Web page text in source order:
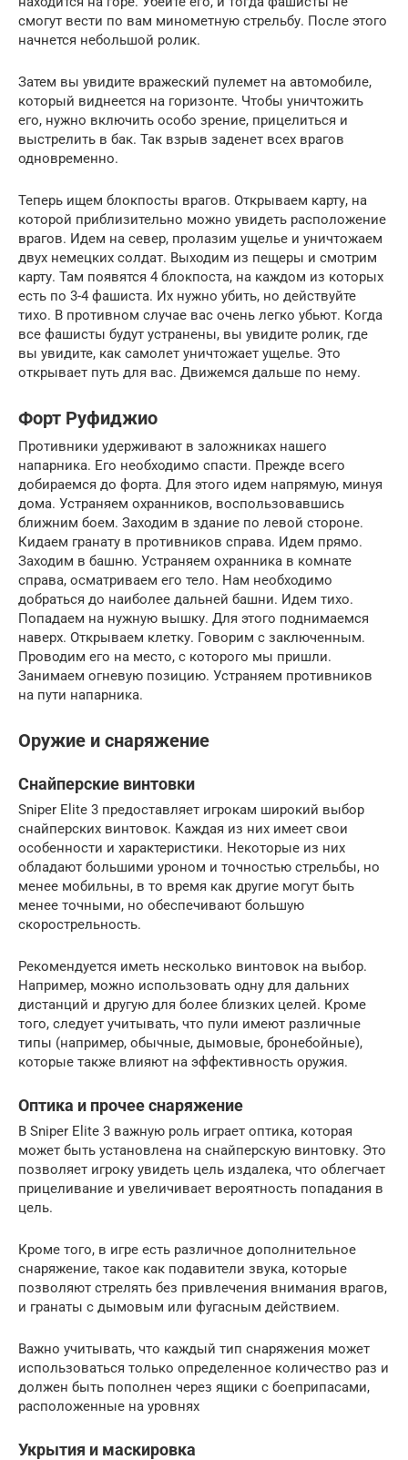
смогут вести по вам минометную стрельбу. После этого
начнется небольшой ролик.
Затем вы увидите вражеский пулемет на автомобиле,
который виднеется на горизонте. Чтобы уничтожить
его, нужно включить особо зрение, прицелиться и
выстрелить в бак. Так взрыв заденет всех врагов
одновременно.
Теперь ищем блокпосты врагов. Открываем карту, на
которой приблизительно можно увидеть расположение
врагов. Идем на север, пролазим ущелье и уничтожаем
двух немецких солдат. Выходим из пещеры и смотрим
карту. Там появятся 4 блокпоста, на каждом из которых
есть по 3-4 фашиста. Их нужно убить, но действуйте
тихо. В противном случае вас очень легко убьют. Когда
все фашисты будут устранены, вы увидите ролик, где
вы увидите, как самолет уничтожает ущелье. Это
открывает путь для вас. Движемся дальше по нему.
Форт Руфиджио
Противники удерживают в заложниках нашего
напарника. Его необходимо спасти. Прежде всего
добираемся до форта. Для этого идем напрямую, минуя
дома. Устраняем охранников, воспользовавшись
ближним боем. Заходим в здание по левой стороне.
Кидаем гранату в противников справа. Идем прямо.
Заходим в башню. Устраняем охранника в комнате
справа, осматриваем его тело. Нам необходимо
добраться до наиболее дальней башни. Идем тихо.
Попадаем на нужную вышку. Для этого поднимаемся
наверх. Открываем клетку. Говорим с заключенным.
Проводим его на место, с которого мы пришли.
Занимаем огневую позицию. Устраняем противников
на пути напарника.
Оружие и снаряжение
Снайперские винтовки
Sniper Elite 3 предоставляет игрокам широкий выбор
снайперских винтовок. Каждая из них имеет свои
особенности и характеристики. Некоторые из них
обладают большими уроном и точностью стрельбы, но
менее мобильны, в то время как другие могут быть
менее точными, но обеспечивают большую
скорострельность.
Рекомендуется иметь несколько винтовок на выбор.
Например, можно использовать одну для дальних
дистанций и другую для более близких целей. Кроме
того, следует учитывать, что пули имеют различные
типы (например, обычные, дымовые, бронебойные),
которые также влияют на эффективность оружия.
Оптика и прочее снаряжение
В Sniper Elite 3 важную роль играет оптика, которая
может быть установлена на снайперскую винтовку. Это
позволяет игроку увидеть цель издалека, что облегчает
прицеливание и увеличивает вероятность попадания в
цель.
Кроме того, в игре есть различное дополнительное
снаряжение, такое как подавители звука, которые
позволяют стрелять без привлечения внимания врагов,
и гранаты с дымовым или фугасным действием.
Важно учитывать, что каждый тип снаряжения может
использоваться только определенное количество раз и
должен быть пополнен через ящики с боеприпасами,
расположенные на уровнях
Укрытия и маскировка